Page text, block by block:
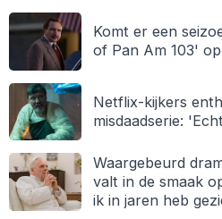
Komt er een
of Pan Am 103'
Netflix-kijkers
misdaadserie:
Waargebeurd
valt in de smaak
ik in jaren heb